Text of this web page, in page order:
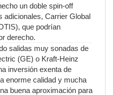
un doble spin-off
adicionales, Carrier Global
que podrían
derecho.
salidas muy sonadas de
(GE) o Kraft-Heinz
inversión exenta de
enorme calidad y mucha
buena aproximación para